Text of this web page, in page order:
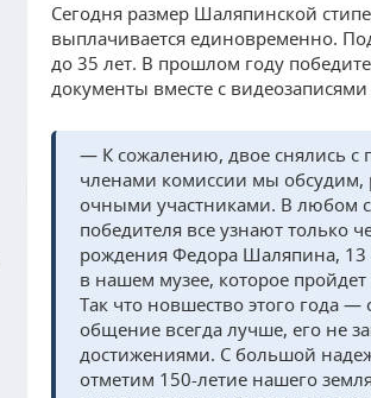
Сегодня размер Шаляпинской
выплачивается единовременно.
до 35 лет. В прошлом году
документы вместе с
— К сожалению, двое снялись с
членами комиссии мы обсудим,
очными участниками. В любом
победителя все узнают только
рождения Федора Шаляпина, 13
в нашем музее, которое
Так что новшество этого года
общение всегда лучше, его не
достижениями. С большой
отметим 150-летие нашего